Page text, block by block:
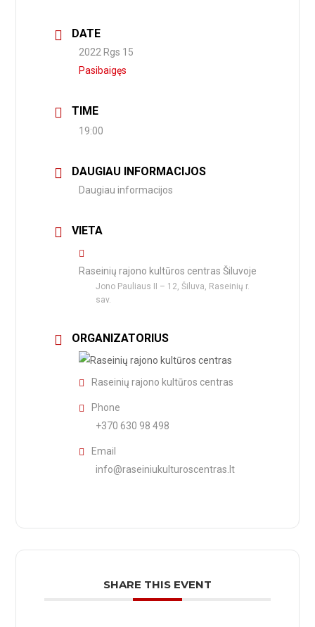
DATE
2022 Rgs 15
Pasibaigęs
TIME
19:00
DAUGIAU INFORMACIJOS
Daugiau informacijos
VIETA
Raseinių rajono kultūros centras Šiluvoje
Jono Pauliaus II – 12, Šiluva, Raseinių r.
sav.
ORGANIZATORIUS
Raseinių rajono kultūros centras
Phone
+370 630 98 498
Email
info@raseiniukulturoscentras.lt
SHARE THIS EVENT